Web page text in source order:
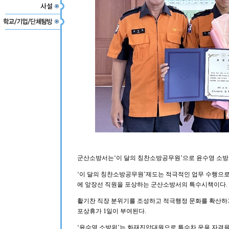
군산소방서는‘이 달의 칭찬소방공무원’으로 윤수영 소
‘이 달의 칭찬소방공무원’제도는 적극적인 업무 수행
에 앞장선 직원을 포상하는 군산소방서의 특수시책이다.
활기찬 직장 분위기를 조성하고 적극행정 문화를 확산
포상휴가 1일이 부여된다.
‘윤수영 소방위’는 화재진압대원으로 특수차 운용 자격